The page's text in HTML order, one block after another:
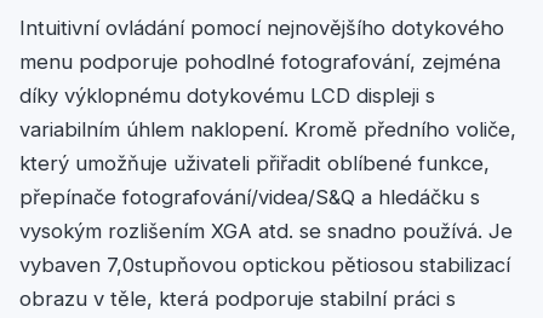
Intuitivní ovládání pomocí nejnovějšího dotykového
menu podporuje pohodlné fotografování, zejména
díky výklopnému dotykovému LCD displeji s
variabilním úhlem naklopení. Kromě předního voliče,
který umožňuje uživateli přiřadit oblíbené funkce,
přepínače fotografování/videa/S&Q a hledáčku s
vysokým rozlišením XGA atd. se snadno používá. Je
vybaven 7,0stupňovou optickou pětiosou stabilizací
obrazu v těle, která podporuje stabilní práci s